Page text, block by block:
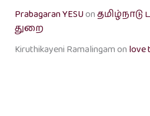
Prabagaran YESUon
துறை
Kiruthikayeni Ramalingamon love